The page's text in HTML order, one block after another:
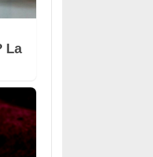
La